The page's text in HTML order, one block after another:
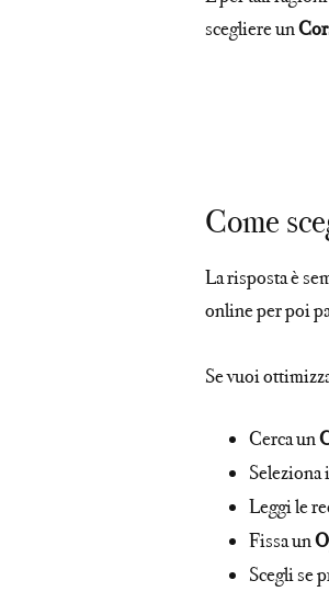
scegliere un
Come
La risposta è
online per poi
Se vuoi
Cerca un
Seleziona
Leggi le
Fissa un
Scegli se